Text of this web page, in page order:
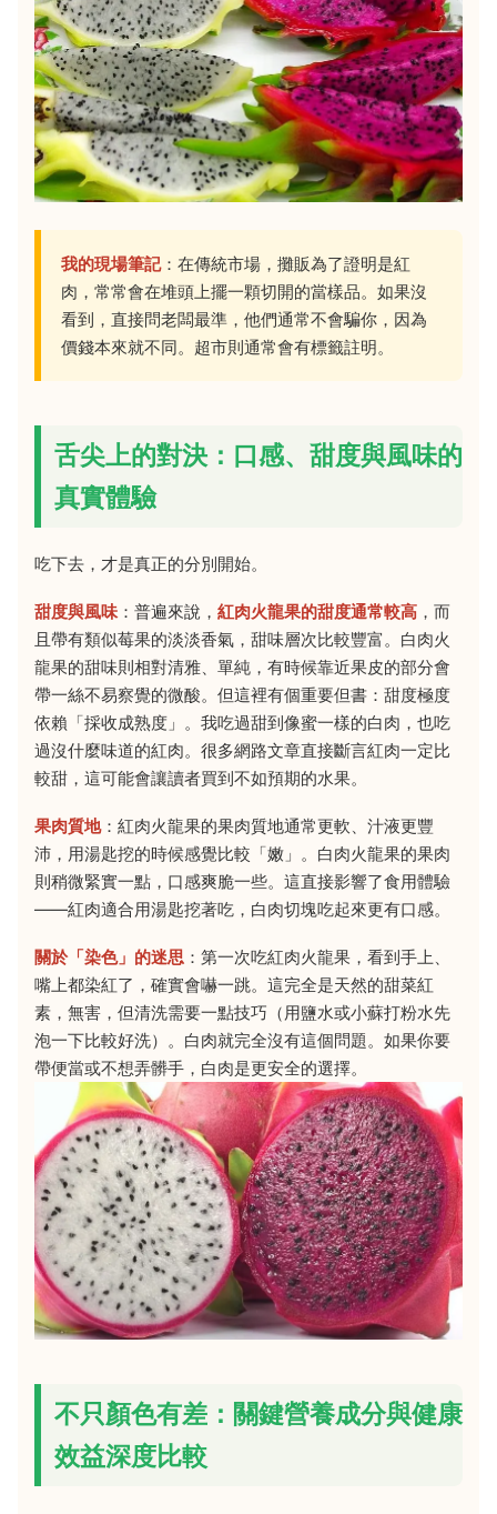
我的現場筆記：在傳統市場，攤販為了證明是紅
肉，常常會在堆頭上擺一顆切開的當樣品。如果沒
看到，直接問老闆最準，他們通常不會騙你，因為
價錢本來就不同。超市則通常會有標籤註明。
舌尖上的對決：口感、甜度與風味的
真實體驗
吃下去，才是真正的分別開始。
甜度與風味：普遍來說， 紅肉火龍果的甜度通常較高 ，而
且帶有類似莓果的淡淡香氣，甜味層次比較豐富。白肉火
龍果的甜味則相對清雅、單純，有時候靠近果皮的部分會
帶一絲不易察覺的微酸。但這裡有個重要但書：甜度極度
依賴「採收成熟度」。我吃過甜到像蜜一樣的白肉，也吃
過沒什麼味道的紅肉。很多網路文章直接斷言紅肉一定比
較甜，這可能會讓讀者買到不如預期的水果。
果肉質地：紅肉火龍果的果肉質地通常更軟、汁液更豐
沛，用湯匙挖的時候感覺比較「嫩」。白肉火龍果的果肉
則稍微緊實一點，口感爽脆一些。這直接影響了食用體驗
——紅肉適合用湯匙挖著吃，白肉切塊吃起來更有口感。
關於「染色」的迷思 ：第一次吃紅肉火龍果，看到手上、
嘴上都染紅了，確實會嚇一跳。這完全是天然的甜菜紅
素，無害，但清洗需要一點技巧（用鹽水或小蘇打粉水先
泡一下比較好洗）。白肉就完全沒有這個問題。如果你要
帶便當或不想弄髒手，白肉是更安全的選擇。
不只顏色有差：關鍵營養成分與健康
效益深度比較